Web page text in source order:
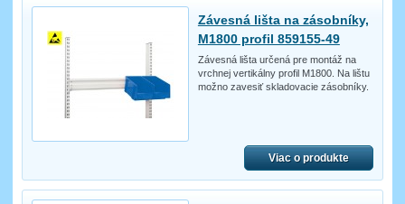
Závesná lišta na zásobníky,
M1800 profil 859155-49
Závesná lišta určená pre montáž na
vrchnej vertikálny profil M1800. Na lištu
možno zavesiť skladovacie zásobníky.
Viac o produkte